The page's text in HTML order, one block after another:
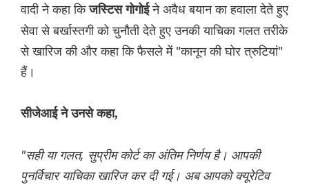
वादी ने कहा किजस्टिस गोगोईने अवैध बयान का हवाला देते हुए
सेवा से बर्खास्तगी को चुनौती देते हुए उनकी याचिका गलत तरीके
से खारिज की और कहा कि फैसले में "कानून की घोर त्रुटियां"
हैं।
सीजेआई ने उनसे कहा,
"सही या गलत, सुप्रीम कोर्ट का अंतिम निर्णय है। आपकी
पुनर्विचार याचिका खारिज कर दी गई। अब आपको क्यूरेटिव